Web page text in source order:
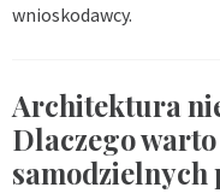
wnioskodawcy.
Architektura
Dlaczego
samodzielnych